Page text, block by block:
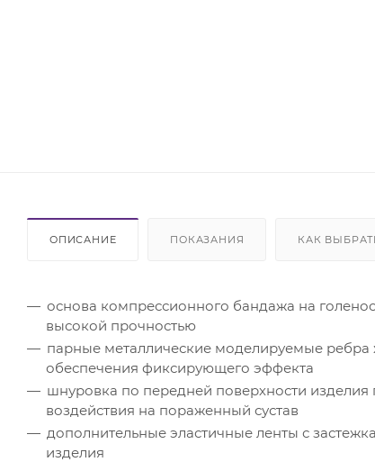
ОПИСАНИЕ ПОКАЗАНИЯ КАК
основа компрессионного бандажа на
высокой прочностью
парные металлические моделируемые
обеспечения фиксирующего эффекта
шнуровка по передней поверхности
воздействия на пораженный сустав
дополнительные эластичные ленты с
изделия